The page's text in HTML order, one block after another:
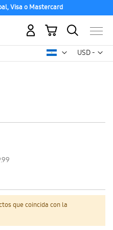
Visa o Mastercard
USD -
dólar
Mi carrito
que coincida con la